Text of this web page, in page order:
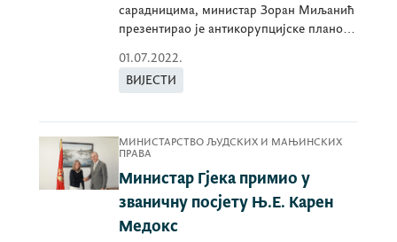
сарадницима, министар Зоран Миљанић
презентирао је антикорупцијске планове
01.07.2022.
ВИЈЕСТИ
МИНИСТАРСТВО ЉУДСКИХ И МАЊИНСКИХ
ПРАВА
Министар Гјека примио у
званичну посјету Њ.Е. Карен
Медокс